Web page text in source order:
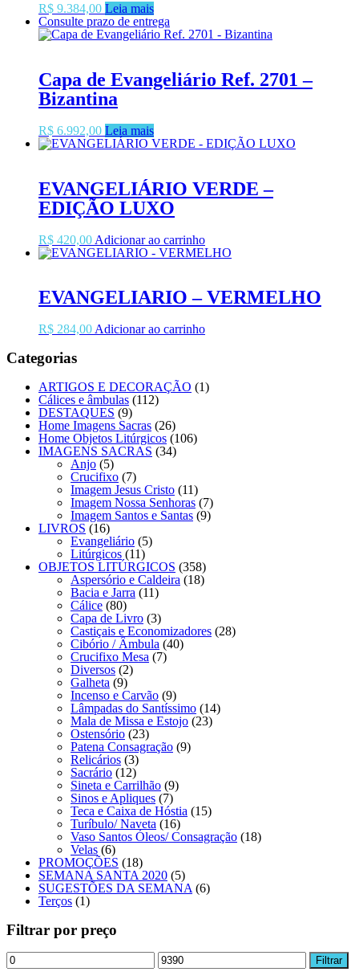
R$ 9.384,00 Leia mais
Consulte prazo de entrega
Capa de Evangeliário Ref. 2701 –
Bizantina
R$ 6.992,00 Leia mais
EVANGELIÁRIO VERDE –
EDIÇÃO LUXO
R$ 420,00 Adicionar ao carrinho
EVANGELIARIO – VERMELHO
R$ 284,00 Adicionar ao carrinho
Categorias
ARTIGOS E DECORAÇÃO (1)
Cálices e âmbulas (112)
DESTAQUES (9)
Home Imagens Sacras (26)
Home Objetos Litúrgicos (106)
IMAGENS SACRAS (34)
Anjo (5)
Crucifixo (7)
Imagem Jesus Cristo (11)
Imagem Nossa Senhoras (7)
Imagem Santos e Santas (9)
LIVROS (16)
Evangeliário (5)
Litúrgicos (11)
OBJETOS LITÚRGICOS (358)
Aspersório e Caldeira (18)
Bacia e Jarra (11)
Cálice (80)
Capa de Livro (3)
Castiçais e Economizadores (28)
Cibório / Âmbula (40)
Crucifixo Mesa (7)
Diversos (2)
Galheta (9)
Incenso e Carvão (9)
Lâmpadas do Santíssimo (14)
Mala de Missa e Estojo (23)
Ostensório (23)
Patena Consagração (9)
Relicários (3)
Sacrário (12)
Sineta e Carrilhão (9)
Sinos e Apliques (7)
Teca e Caixa de Hóstia (15)
Turíbulo/ Naveta (16)
Vaso Santos Óleos/ Consagração (18)
Velas (6)
PROMOÇÕES (18)
SEMANA SANTA 2020 (5)
SUGESTÕES DA SEMANA (6)
Terços (1)
Filtrar por preço
Preço
mínimo
Preço
máximo
Filtrar